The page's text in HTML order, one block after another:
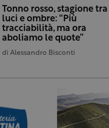
Tonno rosso, stagione tra
luci e ombre: “Più
tracciabilità, ma ora
aboliamo le quote”
di Alessandro Bisconti